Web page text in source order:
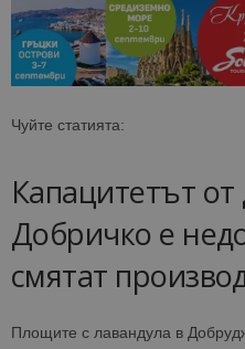
Чуйте статията:
Капацитетът
Добричко е
смятат
Площите с лавандула в